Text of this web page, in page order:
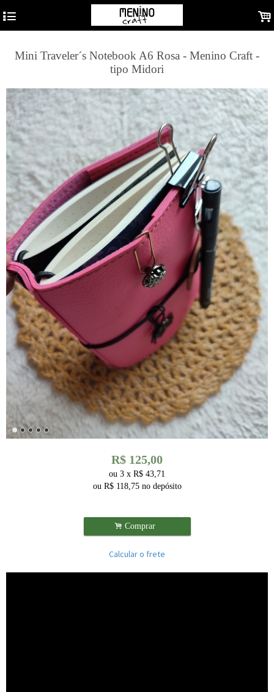
4 .
Mini Traveler´s Notebook A6 Rosa - Menino Craft -
tipo Midori
R$ 125,00
ou 3 x R$ 43,71
ou R$ 118,75 no depósito
. Comprar
Calcular o frete